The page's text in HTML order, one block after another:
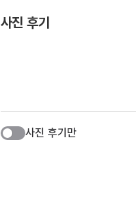
사진 후기
사진 후기만